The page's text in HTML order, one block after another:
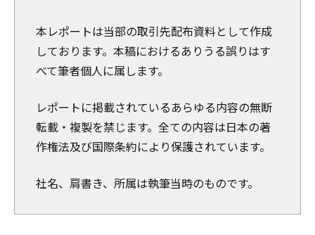
本レポートは当部の取引先配布資料として作成
しております。本稿におけるありうる誤りはす
べて筆者個人に属します。
レポートに掲載されているあらゆる内容の無断
転載・複製を禁じます。全ての内容は日本の著
作権法及び国際条約により保護されています。
社名、肩書き、所属は執筆当時のものです。